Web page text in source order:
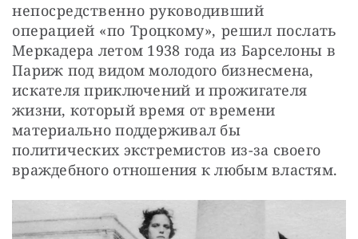
непосредственно руководивший
операцией «по Троцкому», решил послать
Меркадера летом 1938 года из Барселоны в
Париж под видом молодого бизнесмена,
искателя приключений и прожигателя
жизни, который время от времени
материально поддерживал бы
политических экстремистов из-за своего
враждебного отношения к любым властям.